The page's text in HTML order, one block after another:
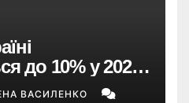
до 10% у 2026
НБУ
ВАСИЛЕНКО